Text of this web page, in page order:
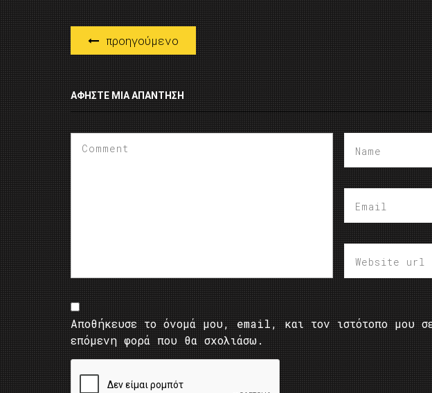
προηγούμενο
ΑΦΉΣΤΕ ΜΙΑ ΑΠΆΝΤΗΣΗ
Αποθήκευσε το όνομά μου, email, και τον ιστότοπο μου
επόμενη φορά που θα σχολιάσω.